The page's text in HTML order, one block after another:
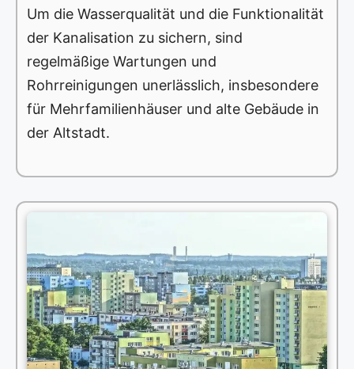
Um die Wasserqualität und die Funktionalität
der Kanalisation zu sichern, sind
regelmäßige Wartungen und
Rohrreinigungen unerlässlich, insbesondere
für Mehrfamilienhäuser und alte Gebäude in
der Altstadt.